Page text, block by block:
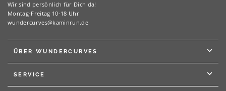
Wir sind persönlich für Dich da!
Montag-Freitag 10-18 Uhr
wundercurves@kaminrun.de
ÜBER WUNDERCURVES
SERVICE